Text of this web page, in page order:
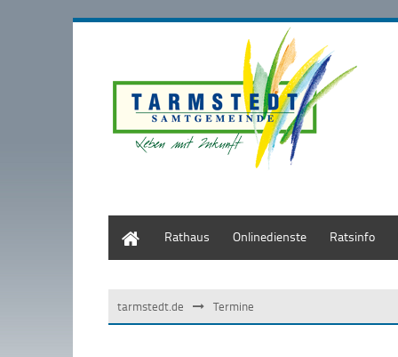
Rathaus Onlinedienste Ratsinfo
tarmstedt.de Termine